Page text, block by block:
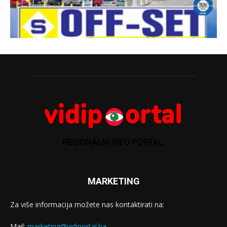
MARKETING
Za više informacija možete nas kontaktirati na: